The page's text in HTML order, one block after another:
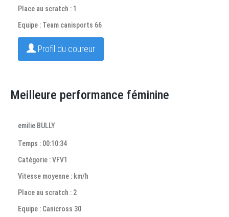
Place au scratch : 1
Equipe : Team canisports 66
Profil du coureur
Meilleure performance féminine
emilie BULLY
Temps : 00:10:34
Catégorie : VFV1
Vitesse moyenne : km/h
Place au scratch : 2
Equipe : Canicross 30